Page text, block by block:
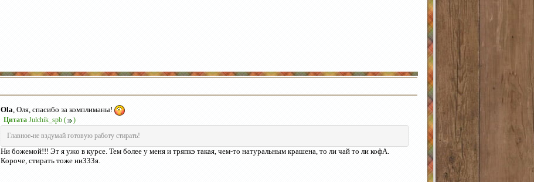
Ola, Оля, спасибо за комплиманы!
Цитата Julchik_spb (
)
Главное-не вздумай готовую работу стирать!
Ни божемой!!! Эт я ужо в курсе. Тем более у меня и тряпкэ такая, чем-то натуральным крашена, то ли чай то ли кофА.
Короче, стирать тоже ниЗЗЗя.